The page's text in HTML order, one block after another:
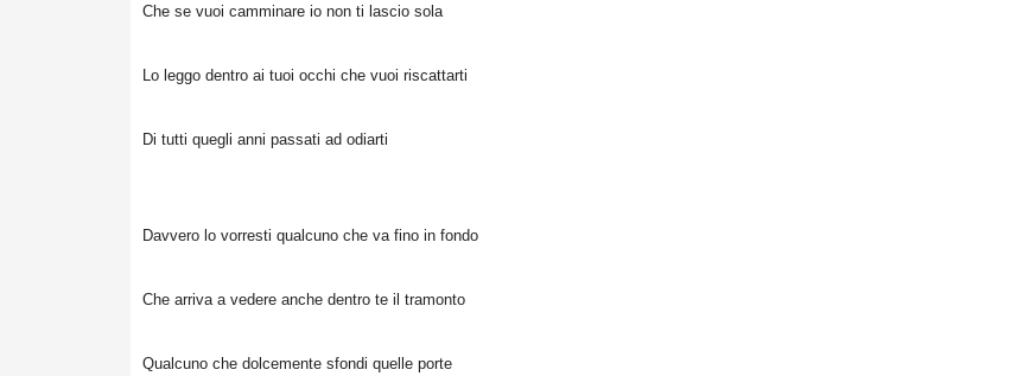
Che se vuoi camminare io non ti lascio sola
Lo leggo dentro ai tuoi occhi che vuoi riscattarti
Di tutti quegli anni passati ad odiarti
Davvero lo vorresti qualcuno che va fino in fondo
Che arriva a vedere anche dentro te il tramonto
Qualcuno che dolcemente sfondi quelle porte